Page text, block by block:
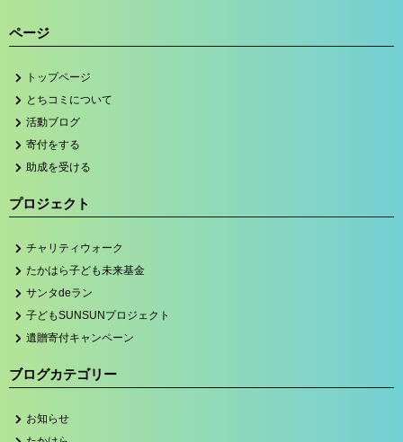
ページ
トップページ
とちコミについて
活動ブログ
寄付をする
助成を受ける
プロジェクト
チャリティウォーク
たかはら子ども未来基金
サンタdeラン
子どもSUNSUNプロジェクト
遺贈寄付キャンペーン
ブログカテゴリー
お知らせ